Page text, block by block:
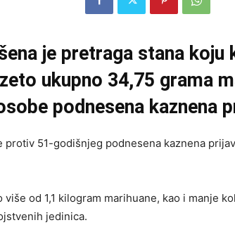
je pretraga stana
ukupno 34,75 grama
podnesena kaznena
51-godišnjeg podnesena kaznena
od 1,1 kilogram marihuane, kao i manje
jedinica.